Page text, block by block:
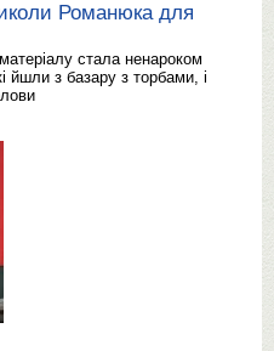
Романюка для
стала ненароком
йшли з базару з торбами, і